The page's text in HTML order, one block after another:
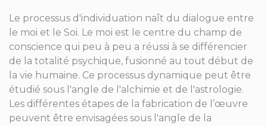
Le processus d'individuation naît du dialogue entre
le moi et le Soi. Le moi est le centre du champ de
conscience qui peu à peu a réussi à se différencier
de la totalité psychique, fusionné au tout début de
la vie humaine. Ce processus dynamique peut être
étudié sous l'angle de l'alchimie et de l'astrologie.
Les différentes étapes de la fabrication de l’œuvre
peuvent être envisagées sous l'angle de la